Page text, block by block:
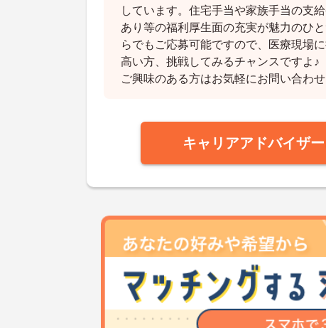
しています。住宅手当や家族手当の支
あり等の福利厚生面の充実が魅力のひ
らでもご応募可能ですので、医療現場
高い方、挑戦してみるチャンスですよ♪
ご興味のある方はお気軽にお問い合わせ
キャリアアドバイザ